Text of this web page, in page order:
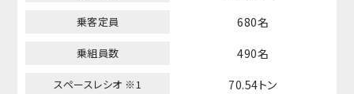
乗客定員 680名
乗組員数 490名
スペースレシオ ※1 70.54トン